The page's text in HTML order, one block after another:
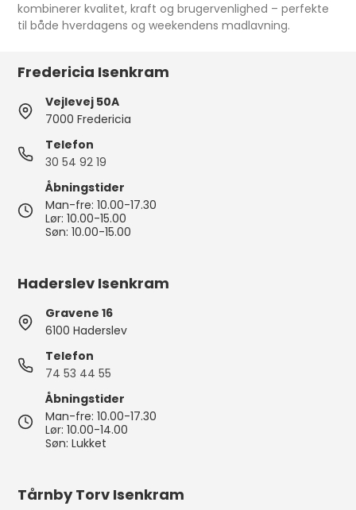
kombinerer kvalitet, kraft og brugervenlighed – perfekte
til både hverdagens og weekendens madlavning.
Fredericia Isenkram
Vejlevej 50A
7000 Fredericia
Telefon
30 54 92 19
Åbningstider
Man-fre: 10.00-17.30
Lør: 10.00-15.00
Søn: 10.00-15.00
Haderslev Isenkram
Gravene 16
6100 Haderslev
Telefon
74 53 44 55
Åbningstider
Man-fre: 10.00-17.30
Lør: 10.00-14.00
Søn: Lukket
Tårnby Torv Isenkram